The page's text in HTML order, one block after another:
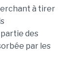
à tirer
des
par les